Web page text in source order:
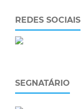
REDES SOCIAIS
SEGNATÁRIO